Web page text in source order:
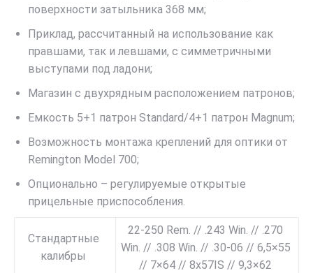
поверхности затыльника 368 мм;
Приклад, рассчитанный на использование как
правшами, так и левшами, с симметричными
выступами под ладони;
Магазин с двухрядным расположением патронов;
Емкость 5+1 патрон Standard/4+1 патрон Magnum;
Возможность монтажа креплений для оптики от
Remington Model 700;
Опционально – регулируемые открытые
прицельные приспособления.
Стандартные
калибры
22-250 Rem. // .243 Win. // .270
Win. // .308 Win. // .30-06 // 6,5×55
// 7×64 // 8x57IS // 9,3×62